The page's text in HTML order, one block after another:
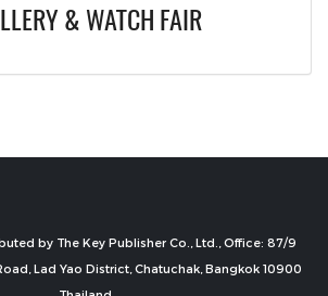
& WATCH FAIR
by The Key Publisher Co., Ltd., Office: 87/9
Lad Yao District, Chatuchak, Bangkok 10900